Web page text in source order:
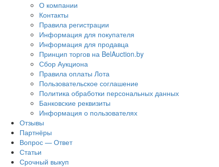
О компании
Контакты
Правила регистрации
Информация для покупателя
Информация для продавца
Принцип торгов на BelAuction.by
Сбор Аукциона
Правила оплаты Лота
Пользовательское соглашение
Политика обработки персональных данных
Банковские реквизиты
Информация о пользователях
Отзывы
Партнёры
Вопрос — Ответ
Статьи
Срочный выкуп